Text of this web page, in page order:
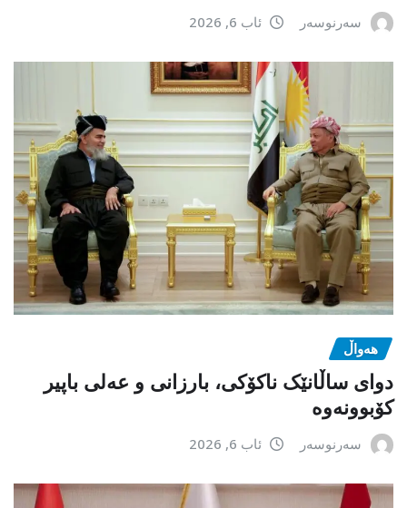
سەرنوسەر ئاب 6, 2026
هەواڵ
دوای ساڵانێک ناکۆکی، بارزانی و عەلی باپیر
کۆبوونەوە
سەرنوسەر ئاب 6, 2026